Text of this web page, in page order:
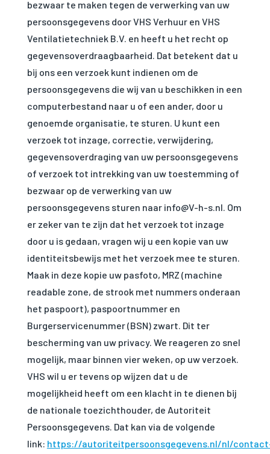
bezwaar te maken tegen de verwerking van uw
persoonsgegevens door VHS Verhuur en VHS
Ventilatietechniek B.V. en heeft u het recht op
gegevensoverdraagbaarheid. Dat betekent dat u
bij ons een verzoek kunt indienen om de
persoonsgegevens die wij van u beschikken in een
computerbestand naar u of een ander, door u
genoemde organisatie, te sturen. U kunt een
verzoek tot inzage, correctie, verwijdering,
gegevensoverdraging van uw persoonsgegevens
of verzoek tot intrekking van uw toestemming of
bezwaar op de verwerking van uw
persoonsgegevens sturen naar info@V-h-s.nl. Om
er zeker van te zijn dat het verzoek tot inzage
door u is gedaan, vragen wij u een kopie van uw
identiteitsbewijs met het verzoek mee te sturen.
Maak in deze kopie uw pasfoto, MRZ (machine
readable zone, de strook met nummers onderaan
het paspoort), paspoortnummer en
Burgerservicenummer (BSN) zwart. Dit ter
bescherming van uw privacy. We reageren zo snel
mogelijk, maar binnen vier weken, op uw verzoek.
VHS wil u er tevens op wijzen dat u de
mogelijkheid heeft om een klacht in te dienen bij
de nationale toezichthouder, de Autoriteit
Persoonsgegevens. Dat kan via de volgende
link: https://autoriteitpersoonsgegevens.nl/nl/